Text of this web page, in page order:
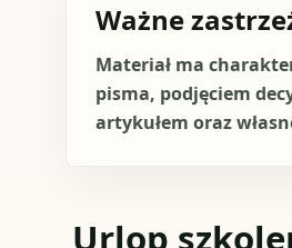
Ważne
Materiał ma
pisma, podjęciem
artykułem oraz
Urlop